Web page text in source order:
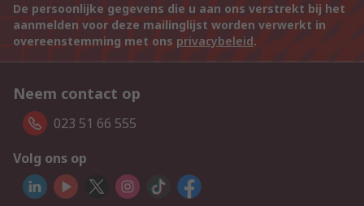
De persoonlijke gegevens die u aan ons verstrekt bij het
aanmelden voor deze mailinglijst worden verwerkt in
overeenstemming met ons privacybeleid.
Neem contact op
023 51 66 555
Volg ons op